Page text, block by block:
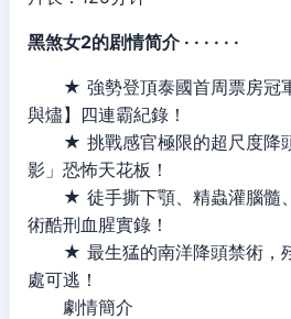
黑煞女2的剧情简介 · · · · · ·
★ 強勢登頂泰國首周票房冠
與燼】四連霸紀錄！
★ 挑戰感官極限的超尺度降
影」恐怖天花板！
★ 徒手撕下顎、精蟲灌腦髓
術酷刑血腥實錄！
★ 最生猛的南洋降頭禁術，
處可逃！
劇情簡介